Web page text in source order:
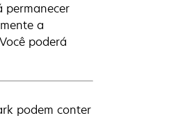
permanecer
a
poderá
podem conter